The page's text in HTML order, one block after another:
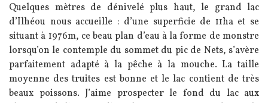
Quelques mètres de dénivelé plus haut, le grand lac
d’Ilhéou nous accueille : d’une superficie de 11ha et se
situant à 1976m, ce beau plan d’eau à la forme de monstre
lorsqu’on le contemple du sommet du pic de Nets, s’avère
parfaitement adapté à la pêche à la mouche. La taille
moyenne des truites est bonne et le lac contient de très
beaux poissons. J’aime prospecter le fond du lac aux